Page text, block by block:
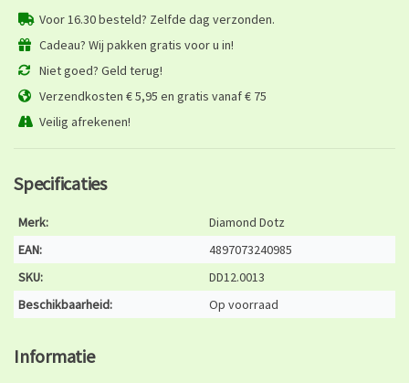
Voor 16.30 besteld? Zelfde dag verzonden.
Cadeau? Wij pakken gratis voor u in!
Niet goed? Geld terug!
Verzendkosten € 5,95 en gratis vanaf € 75
Veilig afrekenen!
Specificaties
Merk:
Diamond Dotz
EAN:
4897073240985
SKU:
DD12.0013
Beschikbaarheid:
Op voorraad
Informatie